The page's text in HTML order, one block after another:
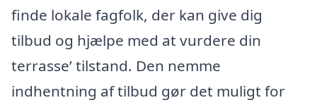
finde lokale fagfolk, der kan give dig
tilbud og hjælpe med at vurdere din
terrasse’ tilstand. Den nemme
indhentning af tilbud gør det muligt for